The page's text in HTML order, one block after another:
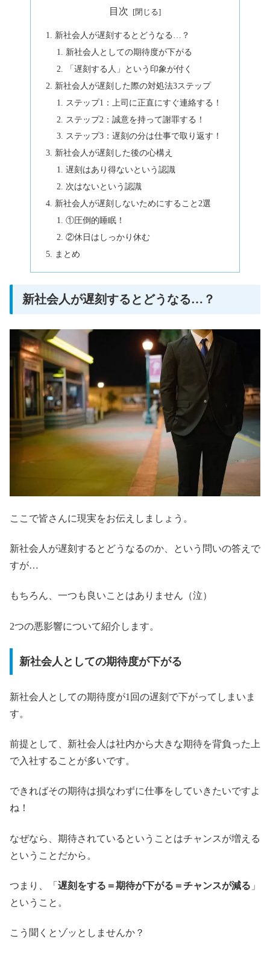
目次
新社会人が遅刻するとどうなる…？
新社会人としての期待度が下がる
「遅刻する人」という印象が付く
新社会人が遅刻した際の対処法3ステップ
ステップ1：上司に正直にすぐ連絡する！
ステップ2：誠意を持って謝罪する！
ステップ3：遅刻の分は仕事で取り返す！
新社会人が遅刻した後の心構え
遅刻はあり得ないという認識
次はないという認識
新社会人が遅刻しないためにすること2選
①圧倒的睡眠！
②休日はしっかり休む
まとめ
新社会人が遅刻するとどうなる…？
ここで皆さんに現実をお伝えしましょう。
新社会人が遅刻するとどうなるのか、という問いの答えで
すが…
もちろん、一つも良いことはありません（泣）
2つの悪影響について紹介します。
新社会人としての期待度が下がる
新社会人としての期待度が1回の遅刻で下がってしまいま
す。
前提として、新社会人は社内から大きな期待を背負った上
で入社することが多いです。
できればその期待は損なわずに仕事をしていきたいですよ
ね！
なぜなら、期待されているということはチャンスが増える
ということだから。
つまり、「 遅刻をする＝期待が下がる＝チャンスが減る 」
ということ。
こう聞くとゾッとしませんか？